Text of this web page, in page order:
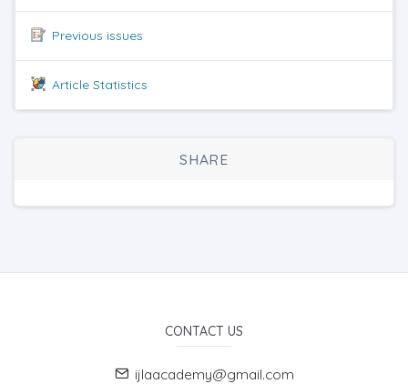
Previous issues
Article Statistics
SHARE
CONTACT US
ijlaacademy@gmail.com